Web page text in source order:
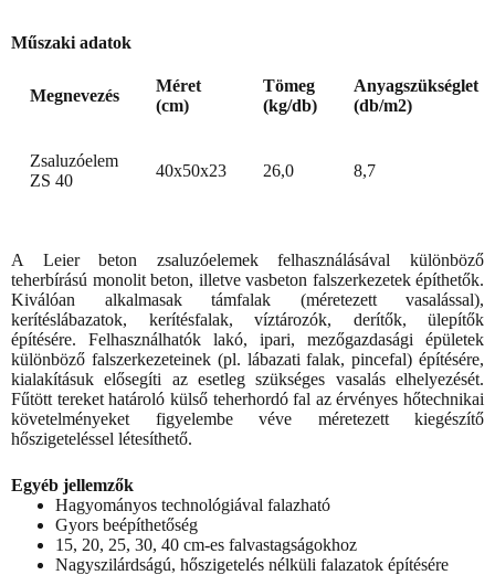
Műszaki adatok
Megnevezés
Méret
(cm)
Tömeg
(kg/db)
Anyagszükséglet
(db/m2)
Zsaluzóelem
ZS 40
40x50x23 26,0 8,7
A Leier beton zsaluzóelemek felhasználásával különböző
teherbírású monolit beton, illetve vasbeton falszerkezetek építhetők.
Kiválóan alkalmasak támfalak (méretezett vasalással),
kerítéslábazatok, kerítésfalak, víztározók, derítők, ülepítők
építésére. Felhasználhatók lakó, ipari, mezőgazdasági épületek
különböző falszerkezeteinek (pl. lábazati falak, pincefal) építésére,
kialakításuk elősegíti az esetleg szükséges vasalás elhelyezését.
Fűtött tereket határoló külső teherhordó fal az érvényes hőtechnikai
követelményeket figyelembe véve méretezett kiegészítő
hőszigeteléssel létesíthető.
Egyéb jellemzők
Hagyományos technológiával falazható
Gyors beépíthetőség
15, 20, 25, 30, 40 cm-es falvastagságokhoz
Nagyszilárdságú, hőszigetelés nélküli falazatok építésére